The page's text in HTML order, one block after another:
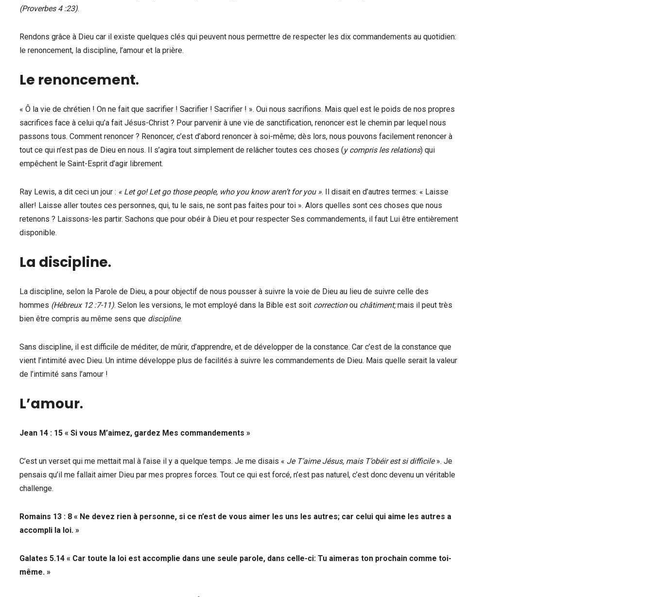
(Proverbes 4 :23).
Rendons grâce à Dieu car il existe quelques clés qui peuvent nous permettre de respecter les dix commandements au quotidien:
le renoncement, la discipline, l’amour et la prière.
Le renoncement.
« Ô la vie de chrétien ! On ne fait que sacrifier ! Sacrifier ! Sacrifier ! ». Oui nous sacrifions. Mais quel est le poids de nos propres
sacrifices face à celui qu’a fait Jésus-Christ ? Pour parvenir à une vie de sanctification, renoncer est le chemin par lequel nous
passons tous. Comment renoncer ? Renoncer, c’est d’abord renoncer à soi-même; dès lors, nous pouvons facilement renoncer à
tout ce qui n’est pas de Dieu en nous. Il s’agira tout simplement de relâcher toutes ces choses (y compris les relations) qui
empêchent le Saint-Esprit d’agir librement.
Ray Lewis, a dit ceci un jour : « Let go! Let go those people, who you know aren’t for you ». Il disait en d’autres termes: « Laisse
aller! Laisse aller toutes ces personnes, qui, tu le sais, ne sont pas faites pour toi ». Alors quelles sont ces choses que nous
retenons ? Laissons-les partir. Sachons que pour obéir à Dieu et pour respecter Ses commandements, il faut Lui être entièrement
disponible.
La discipline.
La discipline, selon la Parole de Dieu, a pour objectif de nous pousser à suivre la voie de Dieu au lieu de suivre celle des
hommes (Hébreux 12 :7-11). Selon les versions, le mot employé dans la Bible est soit correctionou châtiment;mais il peut très
bien être compris au même sens que discipline.
Sans discipline, il est difficile de méditer, de mûrir, d’apprendre, et de développer de la constance. Car c’est de la constance que
vient l’intimité avec Dieu. Un intime développe plus de facilités à suivre les commandements de Dieu. Mais quelle serait la valeur
de l’intimité sans l’amour !
L’amour.
Jean 14 : 15 « Si vous M’aimez, gardez Mes commandements »
C’est un verset qui me mettait mal à l’aise il y a quelque temps. Je me disais « Je T’aime Jésus, mais T’obéir est si difficile». Je
pensais qu’il me fallait aimer Dieu par mes propres forces. Tout ce qui est forcé, n’est pas naturel, c’est donc devenu un véritable
challenge.
Romains 13 : 8 « Ne devez rien à personne, si ce n’est de vous aimer les uns les autres; car celui qui aime les autres a
accompli la loi. »
Galates 5.14 « Car toute la loi est accomplie dans une seule parole, dans celle-ci: Tu aimeras ton prochain comme toi-
même. »